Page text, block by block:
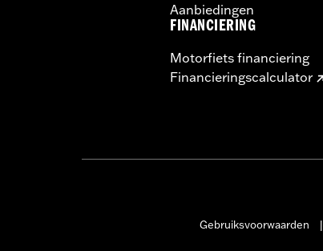
Aanbiedingen
FINANCIERING
Motorfiets financiering
Financieringscalculator
Gebruiksvoorwaarden